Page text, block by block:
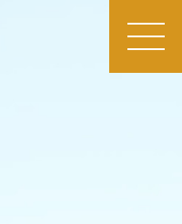
MEN
U